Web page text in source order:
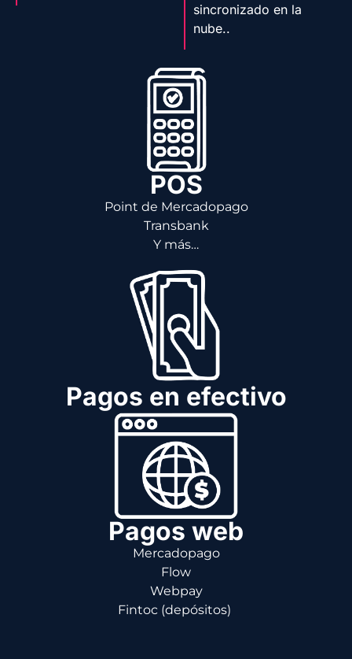
sincronizado en la
nube..
POS
Point de Mercadopago
Transbank
Y más…
Pagos en efectivo
Pagos web
Mercadopago
Flow
Webpay
Fintoc (depósitos)